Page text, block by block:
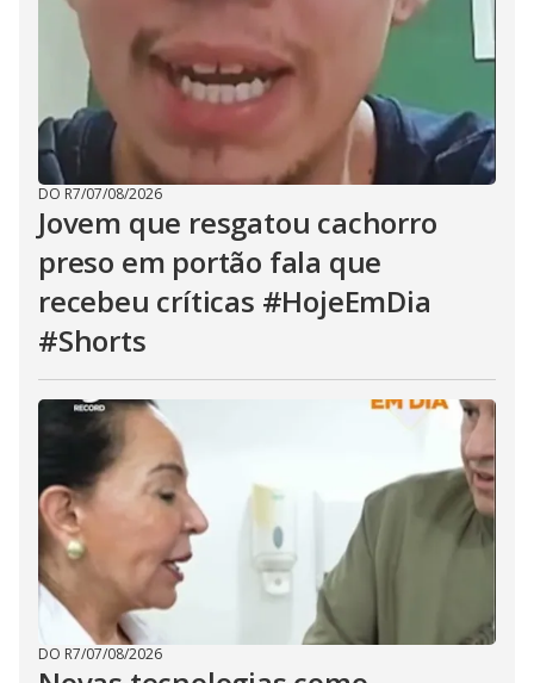
DO R7/07/08/2026
Jovem que resgatou cachorro
preso em portão fala que
recebeu críticas #HojeEmDia
#Shorts
DO R7/07/08/2026